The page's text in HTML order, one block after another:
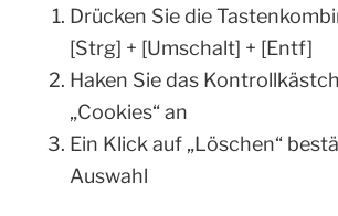
Drücken Sie die
[Strg] + [Umschalt] + [Entf]
Haken Sie das
„Cookies“ an
Ein Klick auf „Löschen“
Auswahl